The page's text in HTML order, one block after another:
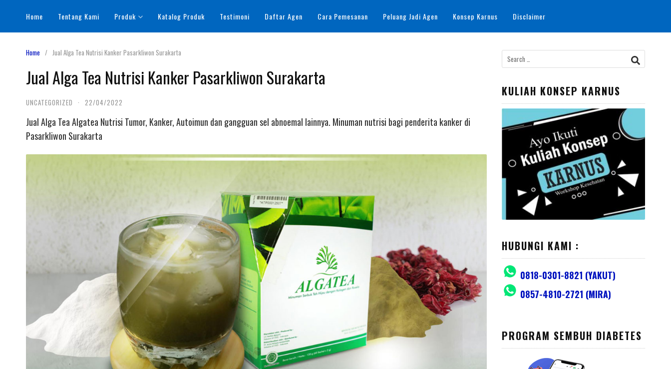
content
Home Tentang Kami Produk Katalog Produk Testimoni Daftar Agen Cara Pemesanan Peluang Jadi Agen Konsep Karnus Disclaimer
Home Jual Alga Tea Nutrisi Kanker Pasarkliwon Surakarta
Jual Alga Tea Nutrisi Kanker Pasarkliwon Surakarta
UNCATEGORIZED · 22/04/2022
Jual Alga Tea Algatea Nutrisi Tumor, Kanker, Autoimun dan gangguan sel abnoemal lainnya. Minuman nutrisi bagi penderita kanker di
Pasarkliwon Surakarta
Search
for:
KULIAH KONSEP KARNUS
HUBUNGI KAMI :
0818-0301-8821 (YAKUT)
0857-4810-2721 (MIRA)
PROGRAM SEMBUH DIABETES